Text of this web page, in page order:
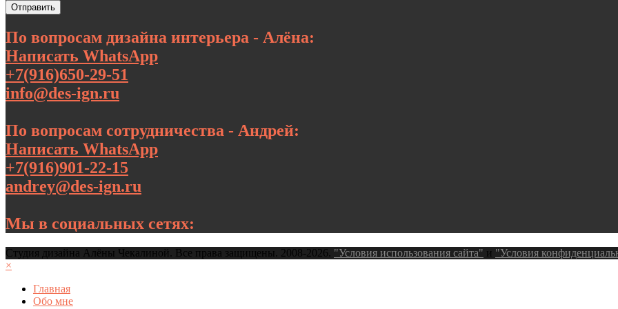
Отправить
По вопросам дизайна интерьера - Алёна:
Написать WhatsApp
+7(916)650-29-51
info@des-ign.ru
По вопросам сотрудничества - Андрей:
Написать WhatsApp
+7(916)901-22-15
andrey@des-ign.ru
Мы в социальных сетях:
Студия дизайна Алёны Чекалиной. Все права защищены. 2008-2026. "Условия использования сайта" и "Условия
×
Главная
Обо мне